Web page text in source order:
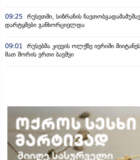
09:25 რუსეთში, სიზრანის
დარტყმები განხორციელდა
09:01 რუსებმა კიევის ოლქზე იერიში
მათ შორის ერთი ბავშვი